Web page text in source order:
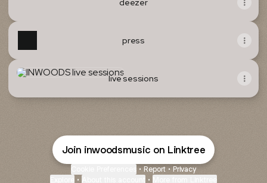
deezer
press
live sessions
live sessions
Join inwoodsmusic on Linktree
• Report • Privacy
• •